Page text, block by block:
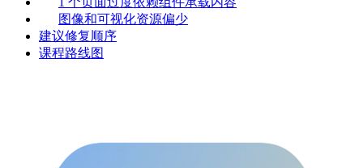
图像和可视化资源偏少
建议修复顺序
课程路线图